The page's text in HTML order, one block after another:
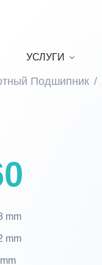
УСЛУГИ
Подшипник
mm
mm